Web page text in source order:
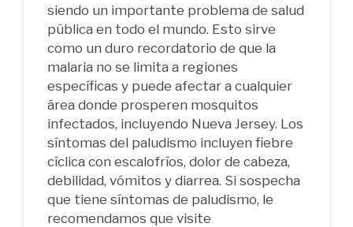
siendo un importante problema de salud
pública en todo el mundo. Esto sirve
como un duro recordatorio de que la
malaria no se limita a regiones
específicas y puede afectar a cualquier
área donde prosperen mosquitos
infectados, incluyendo Nueva Jersey. Los
síntomas del paludismo incluyen fiebre
cíclica con escalofríos, dolor de cabeza,
debilidad, vómitos y diarrea. Si sospecha
que tiene síntomas de paludismo, le
recomendamos que visite